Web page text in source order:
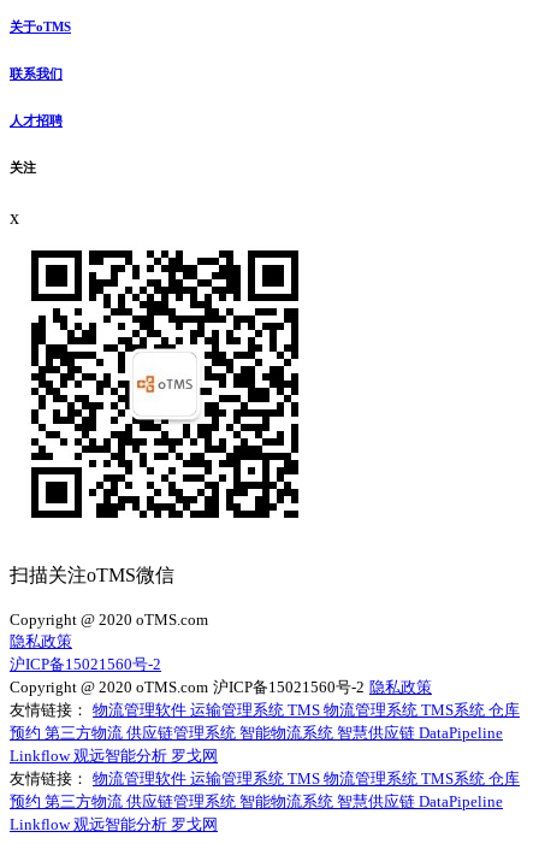
关于oTMS
联系我们
人才招聘
关注
x
扫描关注oTMS微信
Copyright @ 2020 oTMS.com
隐私政策
沪ICP备15021560号-2
Copyright @ 2020 oTMS.com 沪ICP备15021560号-2 隐私政策
友情链接： 物流管理软件 运输管理系统 TMS 物流管理系统 TMS系统 仓库
预约 第三方物流 供应链管理系统 智能物流系统 智慧供应链 DataPipeline
Linkflow观远智能分析 罗戈网
友情链接： 物流管理软件 运输管理系统 TMS 物流管理系统 TMS系统 仓库
预约 第三方物流 供应链管理系统 智能物流系统 智慧供应链 DataPipeline
Linkflow观远智能分析 罗戈网